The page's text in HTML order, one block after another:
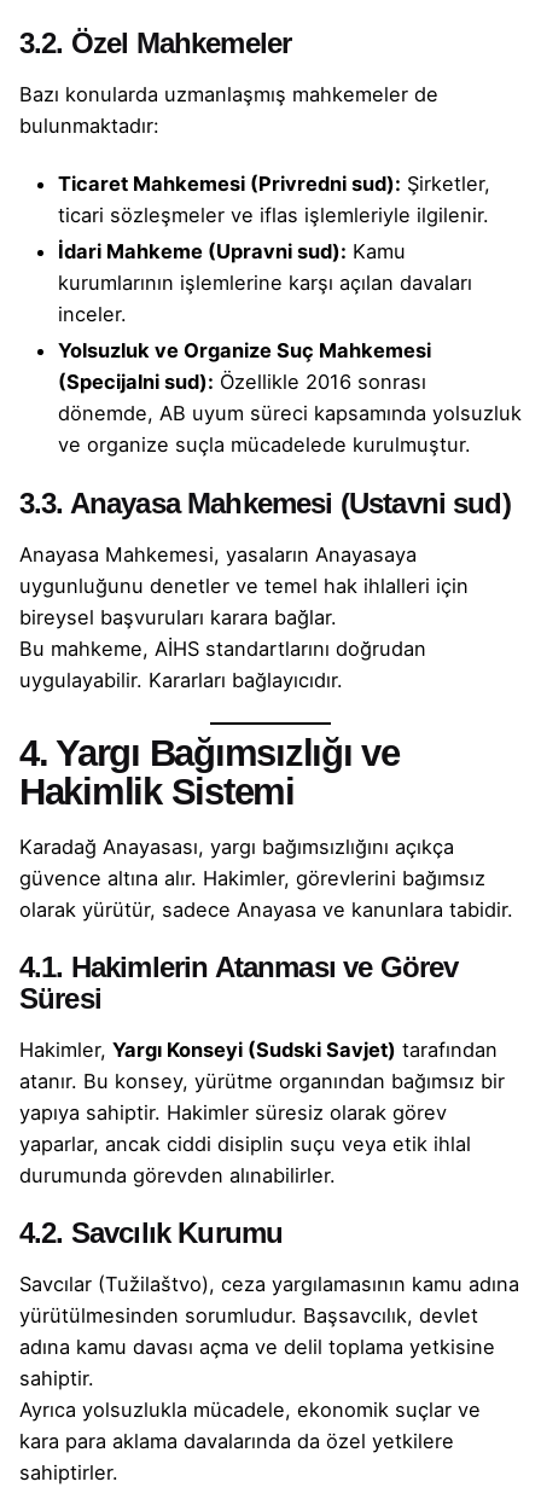
3.2. Özel Mahkemeler
Bazı konularda uzmanlaşmış mahkemeler de
bulunmaktadır:
Ticaret Mahkemesi (Privredni sud): Şirketler,
ticari sözleşmeler ve iflas işlemleriyle ilgilenir.
İdari Mahkeme (Upravni sud): Kamu
kurumlarının işlemlerine karşı açılan davaları
inceler.
Yolsuzluk ve Organize Suç Mahkemesi
(Specijalni sud): Özellikle 2016 sonrası
dönemde, AB uyum süreci kapsamında yolsuzluk
ve organize suçla mücadelede kurulmuştur.
3.3. Anayasa Mahkemesi (Ustavni sud)
Anayasa Mahkemesi, yasaların Anayasaya
uygunluğunu denetler ve temel hak ihlalleri için
bireysel başvuruları karara bağlar.
Bu mahkeme, AİHS standartlarını doğrudan
uygulayabilir. Kararları bağlayıcıdır.
4. Yargı Bağımsızlığı ve
Hakimlik Sistemi
Karadağ Anayasası, yargı bağımsızlığını açıkça
güvence altına alır. Hakimler, görevlerini bağımsız
olarak yürütür, sadece Anayasa ve kanunlara tabidir.
4.1. Hakimlerin Atanması ve Görev
Süresi
Hakimler, Yargı Konseyi (Sudski Savjet) tarafından
atanır. Bu konsey, yürütme organından bağımsız bir
yapıya sahiptir. Hakimler süresiz olarak görev
yaparlar, ancak ciddi disiplin suçu veya etik ihlal
durumunda görevden alınabilirler.
4.2. Savcılık Kurumu
Savcılar (Tužilaštvo), ceza yargılamasının kamu adına
yürütülmesinden sorumludur. Başsavcılık, devlet
adına kamu davası açma ve delil toplama yetkisine
sahiptir.
Ayrıca yolsuzlukla mücadele, ekonomik suçlar ve
kara para aklama davalarında da özel yetkilere
sahiptirler.